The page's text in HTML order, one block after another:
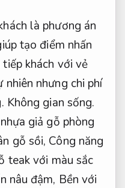
là phương án
tạo điểm nhấn
khách với vẻ
nhưng chi phí
Không gian sống.
giả gỗ phòng
gỗ sồi, Công năng
teak với màu sắc
nâu đậm, Bền với